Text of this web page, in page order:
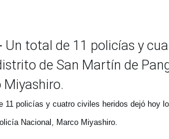
Un total de 11 policías y
de San Martín de
11 policías y cuatro civiles heridos dejó hoy
Nacional, Marco Miyashiro.